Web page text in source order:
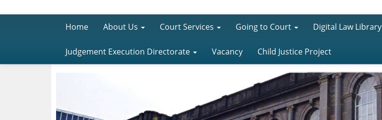
Home About Us Court Services Going to Court Digital Law Library
Judgement Execution Directorate Vacancy Child Justice Project